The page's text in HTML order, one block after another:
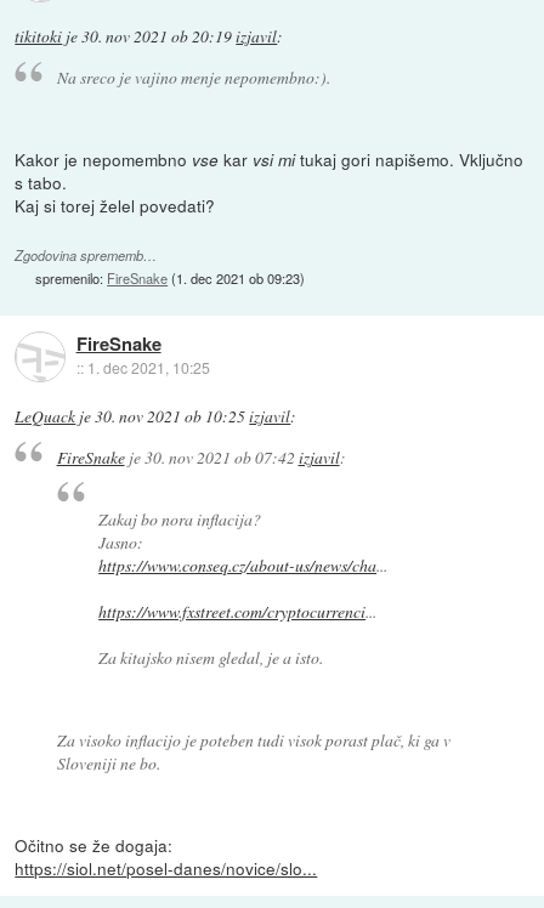
tikitoki je30. nov 2021 ob 20:19izjavil:
Na sreco je vajino menje nepomembno:).
Kakor je nepomembno vse kar vsi mitukaj gori napišemo. Vključno
s tabo.
Kaj si torej želel povedati?
Zgodovina sprememb…
spremenilo: FireSnake(1. dec 2021 ob 09:23)
FireSnake
:: 1. dec 2021, 10:25
LeQuack je30. nov 2021 ob 10:25izjavil:
FireSnakeje30. nov 2021 ob 07:42 izjavil:
Zakaj bo nora inflacija?
Jasno:
https://www.conseq.cz/about-us/news/cha...
https://www.fxstreet.com/cryptocurrenci...
Za kitajsko nisem gledal, je a isto.
Za visoko inflacijo je poteben tudi visok porast plač, ki ga v
Sloveniji ne bo.
Očitno se že dogaja:
https://siol.net/posel-danes/novice/slo...